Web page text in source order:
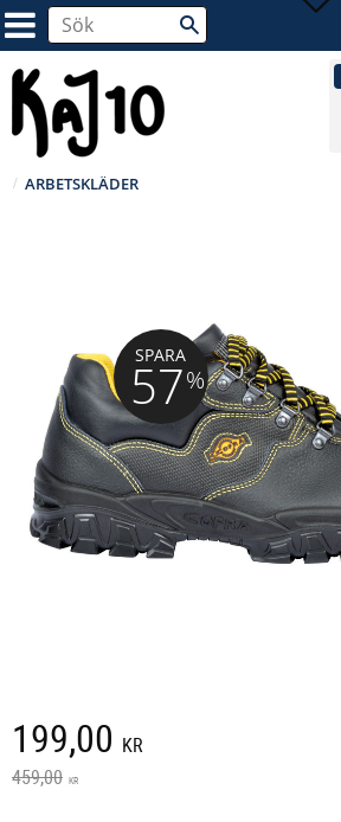
ARBETSKLÄDER
SPARA
57%
Nedsatt pris:
199,00 KR
Ordinarie pris:
459,00 KR